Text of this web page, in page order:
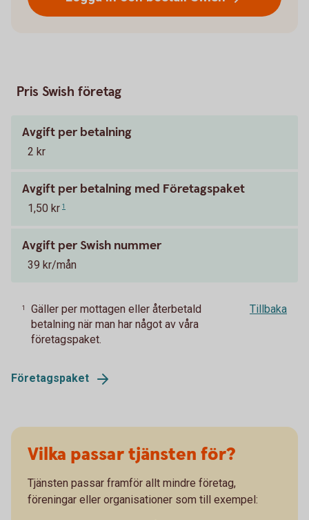
Pris Swish företag
Avgift per betalning
2 kr
Avgift per betalning med Företagspaket
1,50 kr 1
Avgift per Swish nummer
39 kr/mån
1
Gäller per mottagen eller återbetald
betalning när man har något av våra
företagspaket.
Tillbaka
Företagspaket
Vilka passar tjänsten för?
Tjänsten passar framför allt mindre företag,
föreningar eller organisationer som till exempel: